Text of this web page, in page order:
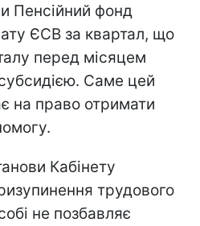
Пенсійний фонд
ЄСВ за квартал, що
перед місяцем
Саме цей
на право отримати
Кабінету
трудового
не позбавляє